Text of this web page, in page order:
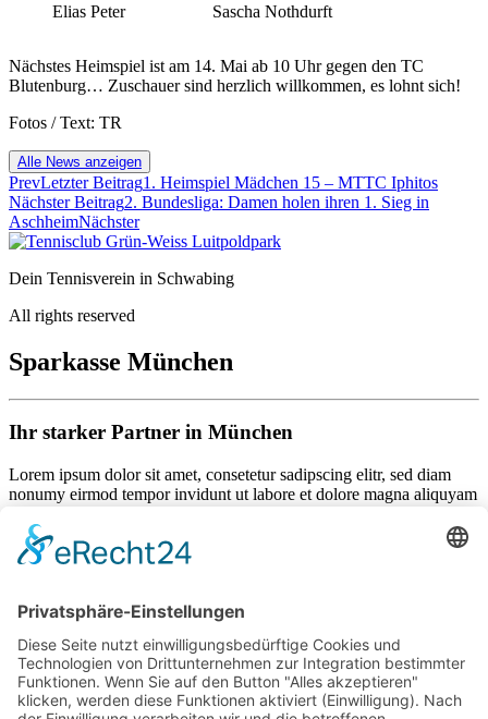
Elias Peter Sascha Nothdurft
Nächstes Heimspiel ist am 14. Mai ab 10 Uhr gegen den TC
Blutenburg… Zuschauer sind herzlich willkommen, es lohnt sich!
Fotos / Text: TR
Alle News anzeigen
PrevLetzter Beitrag1. Heimspiel Mädchen 15 – MTTC Iphitos
Nächster Beitrag2. Bundesliga: Damen holen ihren 1. Sieg in
AschheimNächster
Dein Tennisverein in Schwabing
All rights reserved
Sparkasse München
Ihr starker Partner in München
Lorem ipsum dolor sit amet, consetetur sadipscing elitr, sed diam
nonumy eirmod tempor invidunt ut labore et dolore magna aliquyam
et ea rebum. Stet clita kasd gubergren, no sea takimata sanctus est
Lorem ipsum dolor sit amet.
Wir freuen uns auf Ihren Besuch!